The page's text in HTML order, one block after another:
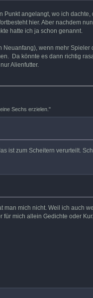
angelangt, wo ich
hier. Aber nachdem
hatte ich ja schon genannt.
wenn mehr
Da könnte es dann richtig
Alienfutter.
Sechs erzielen."
ist zum Scheitern verurteilt.
man mich nicht. Weil ich auch
mich allein Gedichte oder